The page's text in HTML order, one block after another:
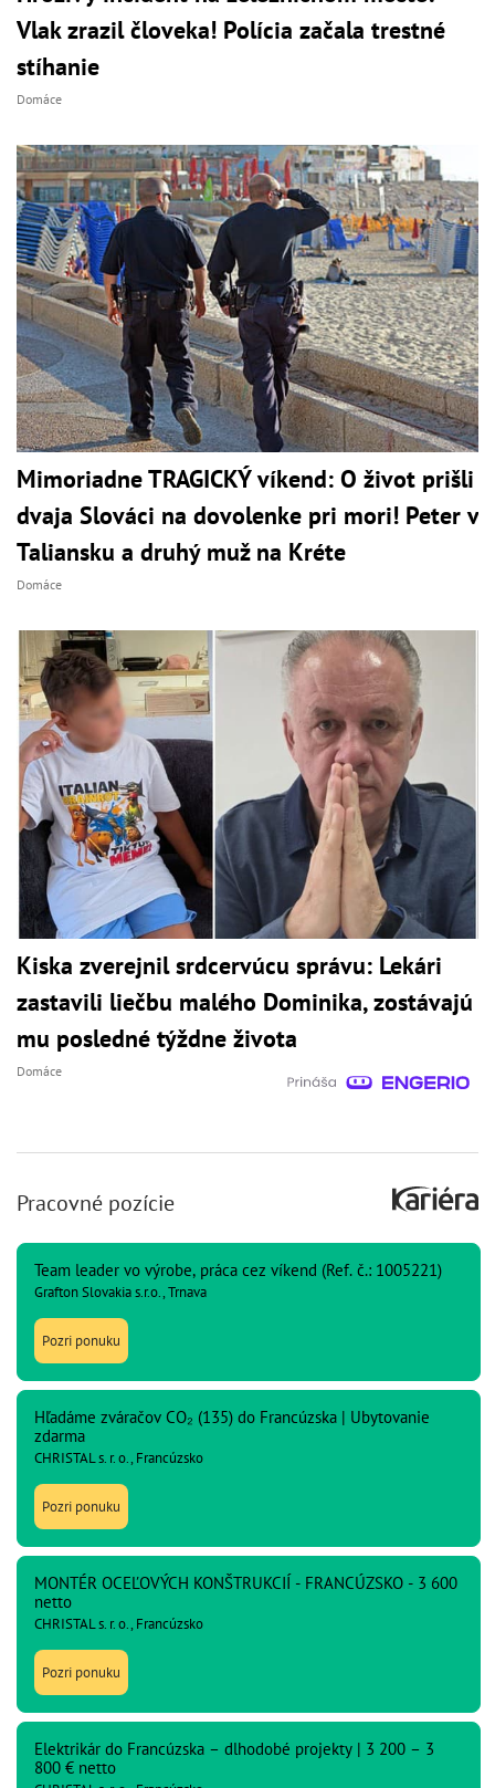
Vlak zrazil človeka! Polícia začala trestné
stíhanie
Domáce
Mimoriadne TRAGICKÝ víkend: O život prišli
dvaja Slováci na dovolenke pri mori! Peter v
Taliansku a druhý muž na Kréte
Domáce
Kiska zverejnil srdcervúcu správu: Lekári
zastavili liečbu malého Dominika, zostávajú
mu posledné týždne života
Domáce
Pracovné pozície
Team leader vo výrobe, práca cez víkend (Ref. č.: 1005221)
Grafton Slovakia s.r.o., Trnava
Pozri ponuku
Hľadáme zváračov CO₂ (135) do Francúzska | Ubytovanie
zdarma
CHRISTAL s. r. o., Francúzsko
Pozri ponuku
MONTÉR OCEĽOVÝCH KONŠTRUKCIÍ - FRANCÚZSKO - 3 600
netto
CHRISTAL s. r. o., Francúzsko
Pozri ponuku
Elektrikár do Francúzska – dlhodobé projekty | 3 200 – 3
800 € netto